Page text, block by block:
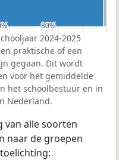
80%
80%
2024-2025
praktische of een
gegaan. Dit wordt
voor het gemiddelde
het schoolbestuur en in
Nederland.
van alle soorten
naar de groepen